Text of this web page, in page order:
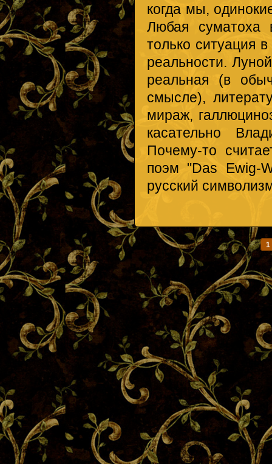
когда мы,
Любая
только ситуация
реальности.
реальная (в
смысле),
мираж,
касательно
Почему-то
поэм "Das Ewig-
русский
Страницы 1